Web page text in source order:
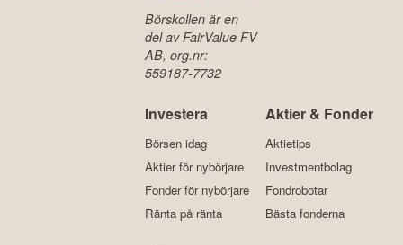
Börskollen är en
del av FairValue FV
AB, org.nr:
559187-7732
Investera
Börsen idag
Aktier för nybörjare
Fonder för nybörjare
Ränta på ränta
Aktier & Fonder
Aktietips
Investmentbolag
Fondrobotar
Bästa fonderna